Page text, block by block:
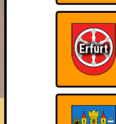
HIGHSCORE
FAQ
Erfurt